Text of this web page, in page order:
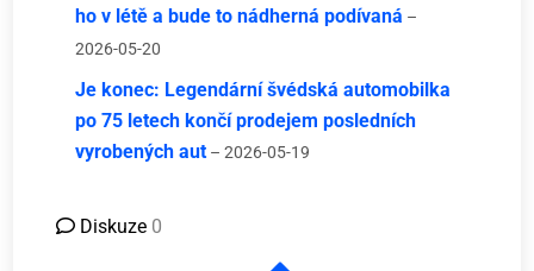
ho v létě a bude to nádherná podívaná –
2026-05-20
Je konec: Legendární švédská automobilka
po 75 letech končí prodejem posledních
vyrobených aut – 2026-05-19
Diskuze 0